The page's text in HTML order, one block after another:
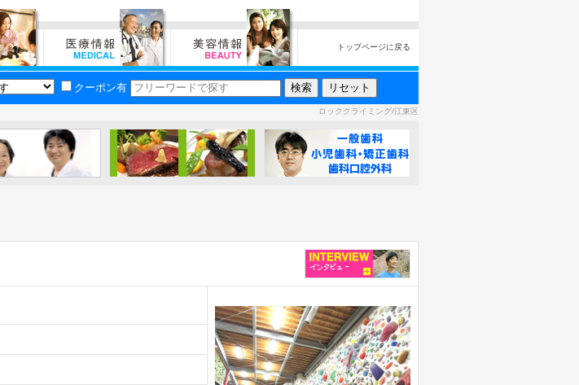
トップページに戻る
クーポン有
ロッククライミング/江東区